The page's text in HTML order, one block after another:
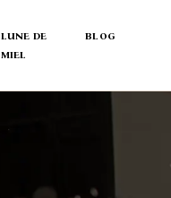
LUNE DE
MIEL
BLOG